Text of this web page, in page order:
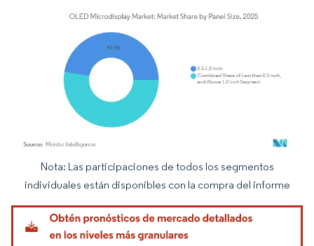
Imagen © Mordor Intelligence. El uso requiere atribución según CC BY 4.0.
Nota: Las participaciones de todos los segmentos
individuales están disponibles con la compra del informe